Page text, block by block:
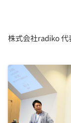
株式会社radiko 代